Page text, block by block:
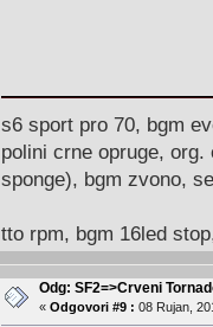
s6 sport pro 70, bgm
polini crne opruge,
sponge), bgm zvono,
tto rpm, bgm 16led
Odg: SF2=>Crveni
« Odgovori #9 : 08 Rujan,